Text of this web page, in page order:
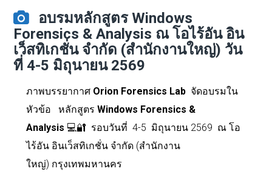
อบรมหลักสูตร Windows
Forensics & Analysis ณ โอไร้อัน อิน
เว็สทิเกชั่น จำกัด (สำนักงานใหญ่) วัน
ที่ 4-5 มิถุนายน 2569
ภาพบรรยากาศ Orion Forensics Lab จัดอบรมใน
หัวข้อ
หลักสูตร Windows Forensics &
Analysis 💻🔐 รอบวันที่ 4-5 มิถุนายน 2569 ณ โอ
ไร้อัน อินเว็สทิเกชั่น จำกัด (สำนักงาน
ใหญ่) กรุงเทพมหานคร